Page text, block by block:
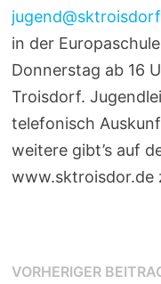
in der
Donnerstag ab 16
Troisdorf.
telefonisch
weitere gibt’s auf
www.sktroisdor.de
VORHERIGER